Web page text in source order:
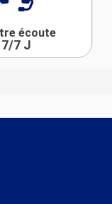
écoute
7/7 J